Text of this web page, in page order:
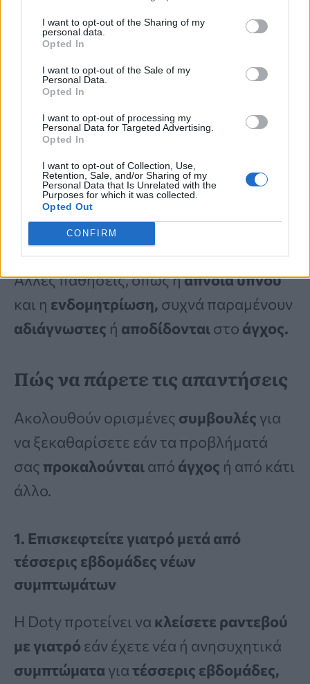
I want to opt-out of the Sharing of my
personal data.
Opted In
I want to opt-out of the Sale of my
Personal Data.
Opted In
I want to opt-out of processing my
Personal Data for Targeted Advertising.
Opted In
I want to opt-out of Collection, Use,
Retention, Sale, and/or Sharing of my
Personal Data that Is Unrelated with the
Purposes for which it was collected.
Opted Out
CONFIRM
στο περιοδικό
γυναίκεςμε
στεφανιαίας νόσου
συχνά
διαγιγνώσκονταν λανθασμένα
μέχρι να
υποστούν
καρδιακή προσβολή,
ανέφεραν ότι οι γιατροί απέδιδαν τα
συμπτώματά τους σε
Άλλες παθήσεις, όπως ηάπνοια ύπνου
και η ενδομητρίωση, συχνά παραμένουν
αδιάγνωστες ή αποδίδονταιστο άγχος.
Πώς να πάρετε τις απαντήσεις
Ακολουθούν ορισμένες συμβουλές για
να ξεκαθαρίσετε εάν τα προβλήματά
σας προκαλούνταιαπό άγχος ή από κάτι
άλλο.
1. Επισκεφτείτε γιατρό μετά από
τέσσερις εβδομάδες νέων
συμπτωμάτων
Η Doty προτείνει να κλείσετε ραντεβού
με γιατρό εάν έχετε νέα ή ανησυχητικά
συμπτώματα γιατέσσερις εβδομάδες,